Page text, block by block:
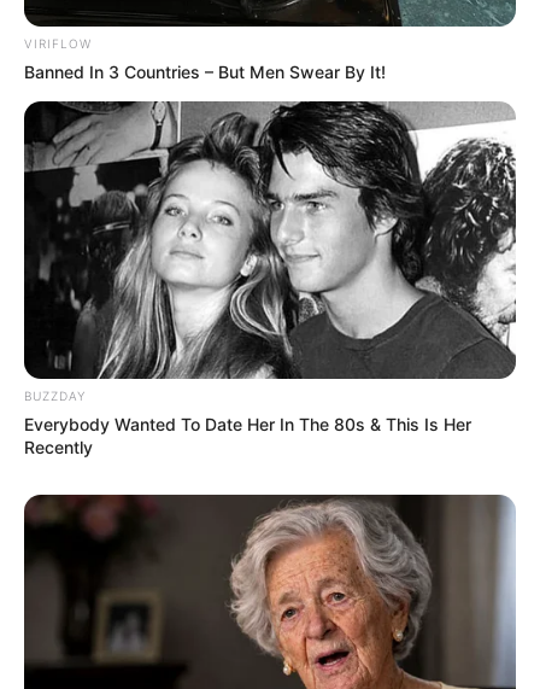
VIRIFLOW
Banned In 3 Countries – But Men Swear By It!
BUZZDAY
Everybody Wanted To Date Her In The 80s & This Is Her
Recently